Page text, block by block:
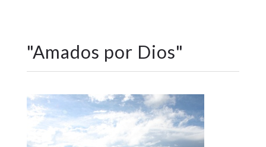
"Amados por Dios"